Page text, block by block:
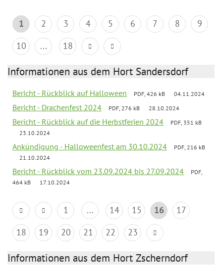
1 2 3 4 5 6 7 8
9
10
... 18
Informationen aus dem Hort Sandersdorf
Bericht - Rückblick auf Halloween PDF, 426 kB 04.11.2024
Bericht - Drachenfest 2024 PDF, 276 kB 28.10.2024
Bericht - Rückblick auf die Herbstferien 2024
PDF, 351 kB
23.10.2024
Ankündigung - Halloweenfest am 30.10.2024
PDF, 216 kB
21.10.2024
Bericht - Rückblick vom 23.09.2024 bis 27.09.2024
PDF,
464 kB
17.10.2024
1 ... 14 15 16
17
18
19 20 21 22 23
Informationen aus dem Hort Zscherndorf